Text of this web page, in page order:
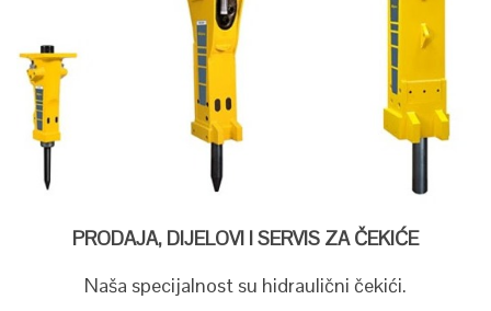
PRODAJA, DIJELOVI I SERVIS ZA ČEKIĆE
Naša specijalnost su hidraulični čekići.